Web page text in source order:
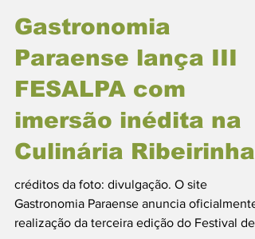
Notícias
Gastronomia
Paraense lança III
FESALPA com
imersão inédita na
Culinária Ribeirinha
créditos da foto: divulgação. O site
Gastronomia Paraense anuncia oficialmente